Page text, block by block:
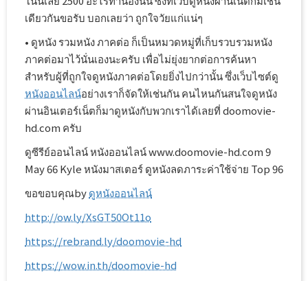
เดียวกันขอรับ บอกเลยว่า ถูกใจวัยแก่แน่ๆ
• ดูหนัง รวมหนัง ภาคต่อ ก็เป็นหมวดหมู่ที่เก็บรวบรวมหนัง
ภาคต่อมาไว้นั่นเองนะครับ เพื่อไม่ยุ่งยากต่อการค้นหา
สำหรับผู้ที่ถูกใจดูหนังภาคต่อโดยยิ่งไปกว่านั้น ซึ่งเว็บไซต์ดู
หนังออนไลน์อย่างเราก็จัดให้เช่นกัน คนไหนกันสนใจดูหนัง
ผ่านอินเตอร์เน็ตก็มาดูหนังกับพวกเราได้เลยที่ doomovie-
hd.com ครับ
ดูซีรีย์ออนไลน์ หนังออนไลน์ www.doomovie-hd.com 9
May 66 Kyle หนังมาสเตอร์ ดูหนังลดภาระค่าใช้จ่าย Top 96
ขอขอบคุณbyดูหนังออนไลน์
http://ow.ly/XsGT50Ot11o
https://rebrand.ly/doomovie-hd
https://wow.in.th/doomovie-hd